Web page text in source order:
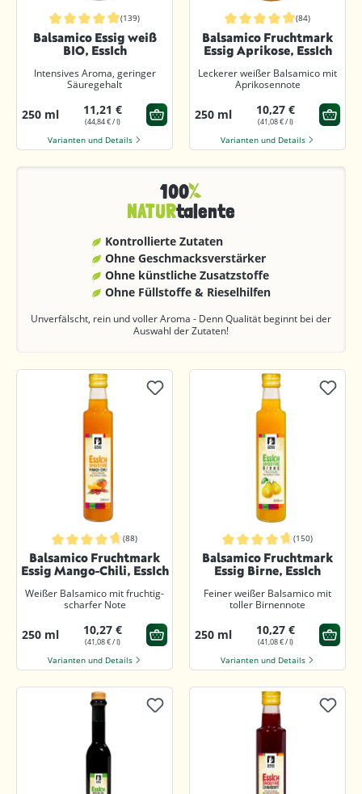
Durchschnittliche Bewertung von 4.8 von 5 Sternen
(139)
Balsamico Essig weiß
BIO, EssIch
Intensives Aroma, geringer
Säuregehalt
250 ml 11,21 €
(44,84 € / l)
Varianten und Details
Durchschnittliche Bewertung von
(84)
Balsamico Fruchtmark
Essig Aprikose, EssIch
Leckerer weißer Balsamico mit
Aprikosennote
250 ml 10,27 €
(41,08 € / l)
Varianten und Details
100
NATURtalente
Kontrollierte Zutaten
Ohne Geschmacks­verstärker
Ohne künstliche Zusatzstoffe
Ohne Füllstoffe & Rieselhilfen
Unverfälscht, rein und voller Aroma - Denn Qualität beginnt bei der
Auswahl der Zutaten!
Durchschnittliche Bewertung von 4.8 von 5 Sternen
(88)
Balsamico Fruchtmark
Essig Mango-Chili, EssIch
Weißer Balsamico mit fruchtig-
scharfer Note
250 ml 10,27 €
(41,08 € / l)
Varianten und Details
Durchschnittliche Bewertung von
(150)
Balsamico Fruchtmark
Essig Birne, EssIch
Feiner weißer Balsamico mit
toller Birnennote
250 ml 10,27 €
(41,08 € / l)
Varianten und Details